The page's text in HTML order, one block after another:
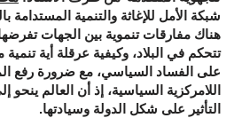
شبكة الأمل للإغاثة والتنمية
هناك مفارقات تنموية بين الجهات
تتحكم في البلاد، وكيفية عرقلة أية
على الفساد السياسي، مع ضرورة رفع
اللامركزية السياسية، إذ أن العالم
التأثير على شكل الدولة وسيادتها.